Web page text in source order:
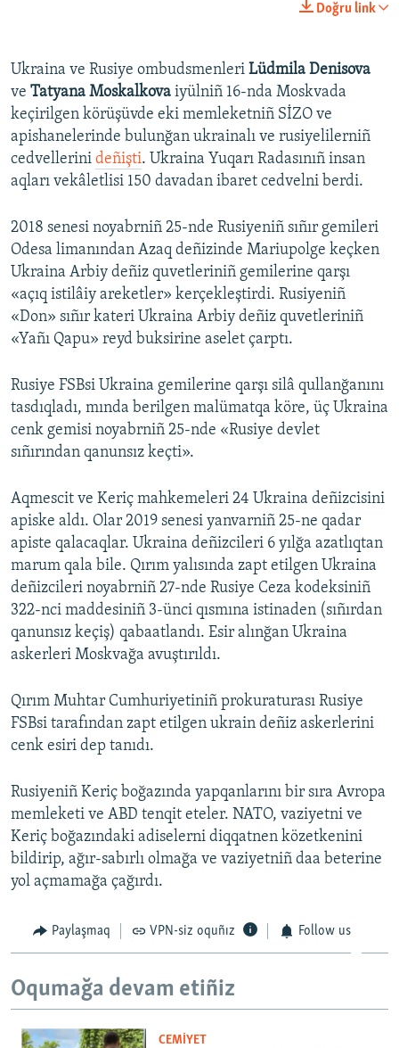
Doğru link
Ukraina ve Rusiye ombudsmenleri Lüdmila Denisova
ve Tatyana Moskalkova iyülniñ 16-nda Moskvada
keçirilgen körüşüvde eki memleketniñ SİZO ve
apishanelerinde bulunğan ukrainalı ve rusiyelilerniñ
cedvellerini deñişti. Ukraina Yuqarı Radasınıñ insan
aqları vekâletlisi 150 davadan ibaret cedvelni berdi.
2018 senesi noyabrniñ 25-nde Rusiyeniñ sıñır gemileri
Odesa limanından Azaq deñizinde Mariupolge keçken
Ukraina Arbiy deñiz quvetleriniñ gemilerine qarşı
«açıq istilâiy areketler» kerçekleştirdi. Rusiyeniñ
«Don» sıñır kateri Ukraina Arbiy deñiz quvetleriniñ
«Yañı Qapu» reyd buksirine aselet çarptı.
Rusiye FSBsi Ukraina gemilerine qarşı silâ qullanğanını
tasdıqladı, mında berilgen malümatqa köre, üç Ukraina
cenk gemisi noyabrniñ 25-nde «Rusiye devlet
sıñırından qanunsız keçti».
Aqmescit ve Keriç mahkemeleri 24 Ukraina deñizcisini
apiske aldı. Olar 2019 senesi yanvarniñ 25-ne qadar
apiste qalacaqlar. Ukraina deñizcileri 6 yılğa azatlıqtan
marum qala bile. Qırım yalısında zapt etilgen Ukraina
deñizcileri noyabrniñ 27-nde Rusiye Ceza kodeksiniñ
322-nci maddesiniñ 3-ünci qısmına istinaden (sıñırdan
qanunsız keçiş) qabaatlandı. Esir alınğan Ukraina
askerleri Moskvağa avuştırıldı.
Qırım Muhtar Cumhuriyetiniñ prokuraturası Rusiye
FSBsi tarafından zapt etilgen ukrain deñiz askerlerini
cenk esiri dep tanıdı.
Rusiyeniñ Keriç boğazında yapqanlarını bir sıra Avropa
memleketi ve ABD tenqit eteler. NATO, vaziyetni ve
Keriç boğazındaki adiselerni diqqatnen közetkenini
bildirip, ağır-sabırlı olmağa ve vaziyetniñ daa beterine
yol açmamağa çağırdı.
Paylaşmaq VPN-siz oquñız Follow us
Oqumağa devam etiñiz
CEMİYET